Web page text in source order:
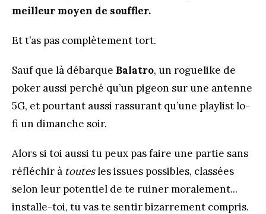
meilleur moyen de souffler.
Et t’as pas complètement tort.
Sauf que là débarque Balatro, un roguelike de
poker aussi perché qu’un pigeon sur une antenne
5G, et pourtant aussi rassurant qu’une playlist lo-
fi un dimanche soir.
Alors si toi aussi tu peux pas faire une partie sans
réfléchir à toutesles issues possibles, classées
selon leur potentiel de te ruiner moralement...
installe-toi, tu vas te sentir bizarrement compris.